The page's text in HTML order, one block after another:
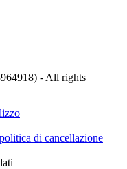
- All rights
di cancellazione